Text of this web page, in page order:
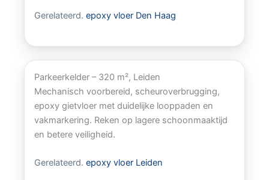
Gerelateerd. epoxy vloer Den Haag
Parkeerkelder – 320 m², Leiden
Mechanisch voorbereid, scheuroverbrugging,
epoxy gietvloer met duidelijke looppaden en
vakmarkering. Reken op lagere schoonmaaktijd
en betere veiligheid.
Gerelateerd. epoxy vloer Leiden